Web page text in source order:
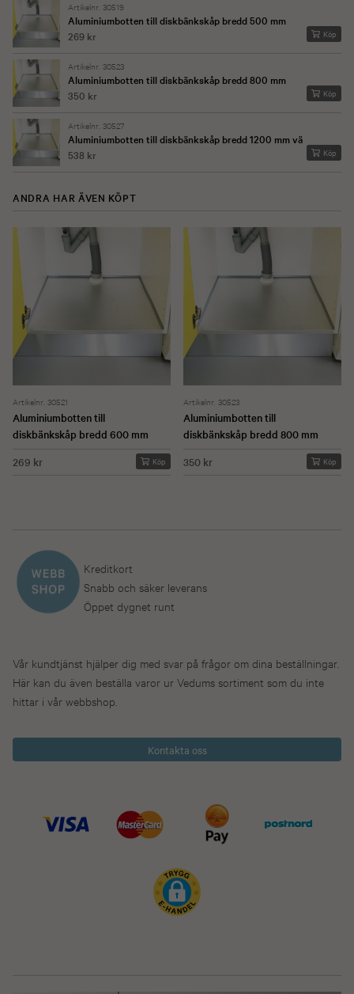
Artikelnr. 30519
Aluminiumbotten till diskbänkskåp bredd 500 mm
269 kr
Köp
Artikelnr. 30523
Aluminiumbotten till diskbänkskåp bredd 800 mm
350 kr
Köp
Artikelnr. 30527
Aluminiumbotten till diskbänkskåp bredd 1200 mm vä
538 kr
Köp
ANDRA HAR ÄVEN KÖPT
Artikelnr. 30521
Aluminiumbotten till
diskbänkskåp bredd 600 mm
269 kr
Köp
Artikelnr. 30523
Aluminiumbotten till
diskbänkskåp bredd 800 mm
350 kr
Köp
Kreditkort
Snabb och säker leverans
Öppet dygnet runt
Vår kundtjänst hjälper dig med svar på frågor om dina beställningar.
Här kan du även beställa varor ur Vedums sortiment som du inte
hittar i vår webbshop.
Kontakta oss